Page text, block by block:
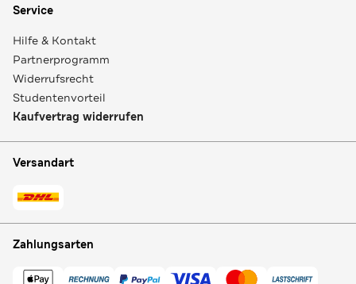
Service
Hilfe & Kontakt
Partnerprogramm
Widerrufsrecht
Studentenvorteil
Kaufvertrag widerrufen
Versandart
Zahlungsarten